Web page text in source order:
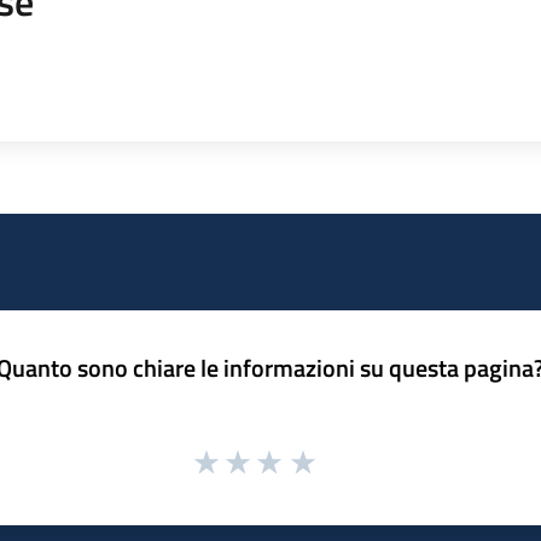
sono chiare le informazioni su questa